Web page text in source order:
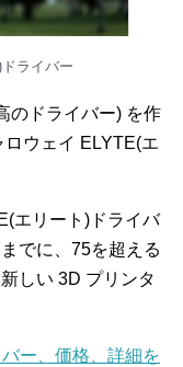
ライバー
のドライバー) を作
ウェイ ELYTE(エ
エリート)ドライバ
でに、75を超える
しい 3D プリンタ
ー、価格、詳細を